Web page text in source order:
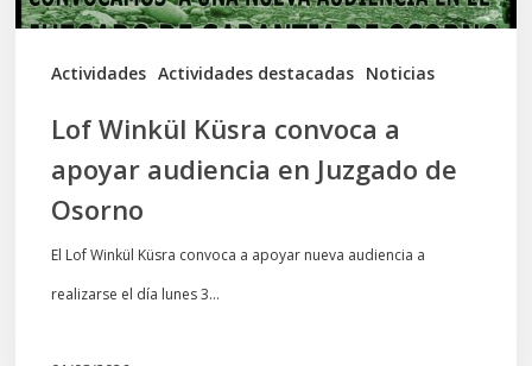
Actividades Actividades destacadas Noticias
Juzgado
Lof Winkül Küsra convoca a
apoyar audiencia en Juzgado de
Osorno
El Lof Winkül Küsra convoca a apoyar nueva audiencia a
realizarse el día lunes 3…